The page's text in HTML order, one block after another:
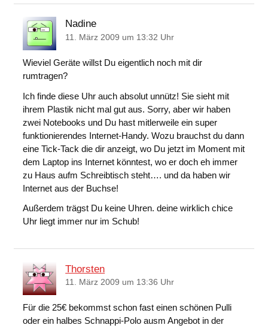
Nadine
11. März 2009 um 13:32 Uhr
Wieviel Geräte willst Du eigentlich noch mit dir
rumtragen?
Ich finde diese Uhr auch absolut unnütz! Sie sieht mit
ihrem Plastik nicht mal gut aus. Sorry, aber wir haben
zwei Notebooks und Du hast mitlerweile ein super
funktionierendes Internet-Handy. Wozu brauchst du dann
eine Tick-Tack die dir anzeigt, wo Du jetzt im Moment mit
dem Laptop ins Internet könntest, wo er doch eh immer
zu Haus aufm Schreibtisch steht…. und da haben wir
Internet aus der Buchse!
Außerdem trägst Du keine Uhren. deine wirklich chice
Uhr liegt immer nur im Schub!
Thorsten
11. März 2009 um 13:36 Uhr
Für die 25€ bekommst schon fast einen schönen Pulli
oder ein halbes Schnappi-Polo ausm Angebot in der